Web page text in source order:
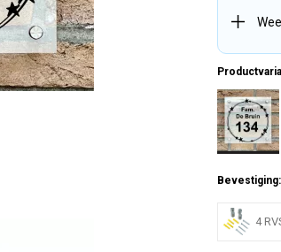
Bevestiging:
4